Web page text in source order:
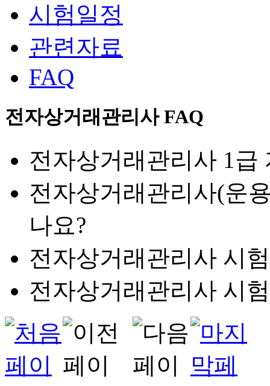
시험일정
관련자료
FAQ
전자상거래관리사 FAQ
전자상거래관리사 1급
전자상거래관리사(운
나요?
전자상거래관리사 시
전자상거래관리사 시